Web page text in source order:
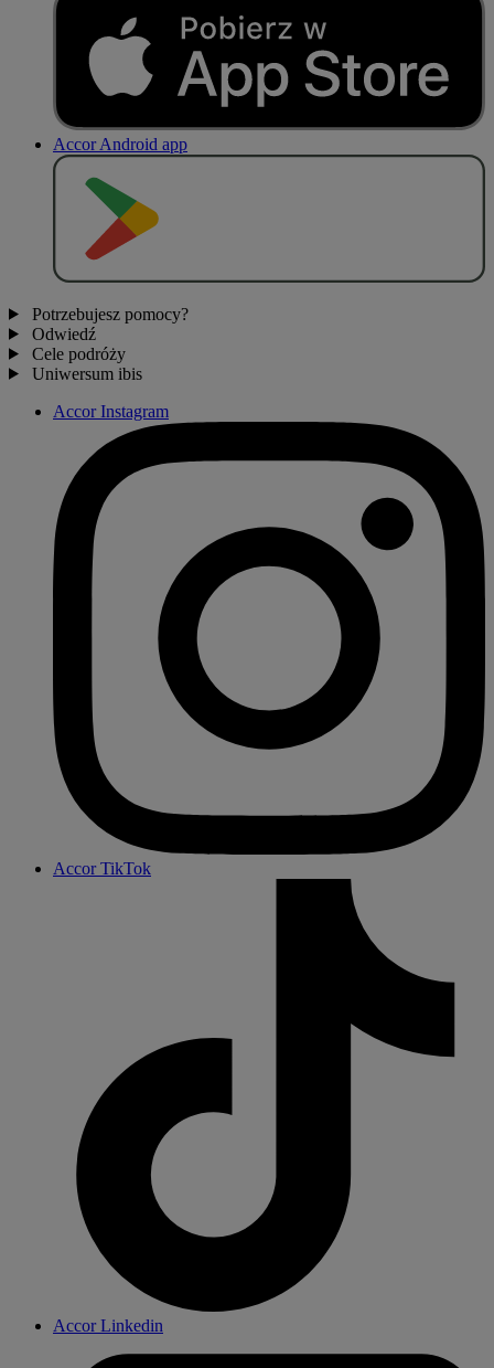
Accor Android app
Potrzebujesz pomocy?
Odwiedź
Cele podróży
Uniwersum ibis
Accor Instagram
Accor TikTok
Accor Linkedin